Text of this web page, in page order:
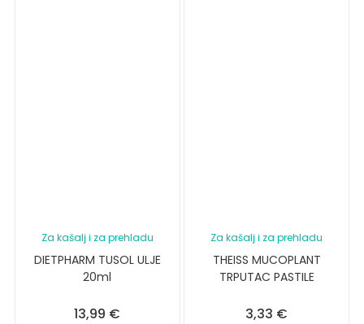
Za kašalj i za prehladu
DIETPHARM TUSOL ULJE
20ml
13,99 €
Za kašalj i za prehladu
THEISS MUCOPLANT
TRPUTAC PASTILE
3,33 €